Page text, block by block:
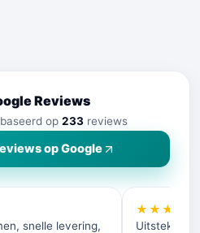
Reviews
op 233 reviews
op Google
snelle levering,
★★★★★